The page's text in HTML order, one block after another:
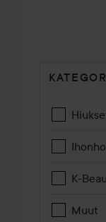
SIIRTYÄ
K-
Muut